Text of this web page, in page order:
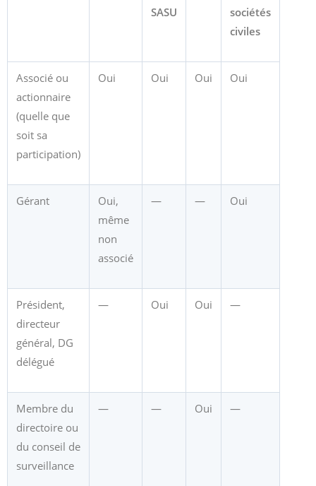
SASU
sociétés
civiles
Associé ou
actionnaire
(quelle que
soit sa
participation)
Oui Oui Oui Oui
Gérant
Oui,
même
non
associé
— — Oui
Président,
directeur
général, DG
délégué
— Oui Oui —
Membre du
directoire ou
du conseil de
surveillance
— — Oui —